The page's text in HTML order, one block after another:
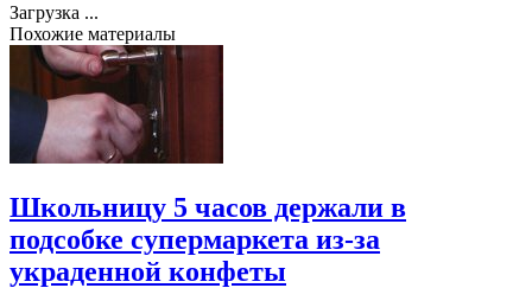
Загрузка ...
Похожие материалы
Школьницу 5 часов держали в
подсобке супермаркета из-за
украденной конфеты